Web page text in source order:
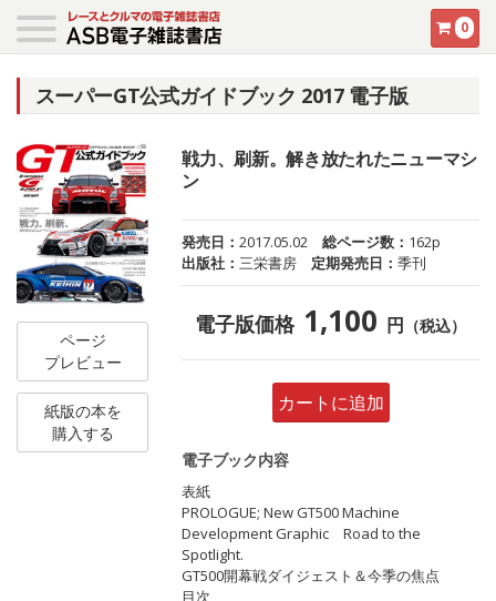
0
スーパーGT公式ガイドブック 2017 電子版
ページ
プレビュー
紙版の本を
購入する
戦力、刷新。解き放たれたニューマシ
ン
発売日：2017.05.02 総ページ数： 162p
出版社：三栄書房 定期発売日：季刊
電子版価格 1,100 円 （税込）
カートに追加
電子ブック内容
表紙
PROLOGUE; New GT500 Machine
Development Graphic Road to the
Spotlight.
GT500開幕戦ダイジェスト＆今季の焦点
目次